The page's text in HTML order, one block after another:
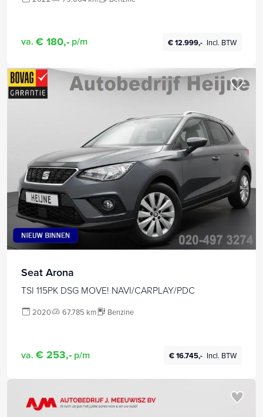
va. € 180,- p/m € 12.999,- Incl. BTW
Seat Arona
TSI 115PK DSG MOVE! NAVI/CARPLAY/PDC
2020 67.785 km Benzine
va. € 253,- p/m € 16.745,- Incl. BTW